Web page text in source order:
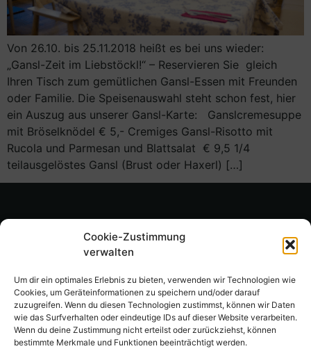
Cookie-Zustimmung
verwalten
Um dir ein optimales Erlebnis zu bieten, verwenden wir Technologien wie
Cookies, um Geräteinformationen zu speichern und/oder darauf
zuzugreifen. Wenn du diesen Technologien zustimmst, können wir Daten
wie das Surfverhalten oder eindeutige IDs auf dieser Website verarbeiten.
Wenn du deine Zustimmung nicht erteilst oder zurückziehst, können
bestimmte Merkmale und Funktionen beeinträchtigt werden.
Von 26.10. bis 25.11.2018 heißt es bei uns wieder:
„Gansl-Zeit im Liebstöckl!“ – Reservieren Sie gleich
Ihren Tisch zum gemütlichen Gansl-Essen mit Freunden
oder Familie. Die Speisenauswahl steht schon fest, hier
ein Auszug aus unserer Gansl-Karte: Ganslcremesuppe
mit Bröselknödel € 5,- Cremiges Gansl-Risotto mit
Rucola und Parmesan und Blattsalat € 9,5 1/4
teilausgelöstes Gansl (Brust oder Haxerl) […]
Hernalser Hauptstraße 189
A-1170 Wien
peterseil@liebstoeckl.at
+43 (0) 699 13 14 00 65